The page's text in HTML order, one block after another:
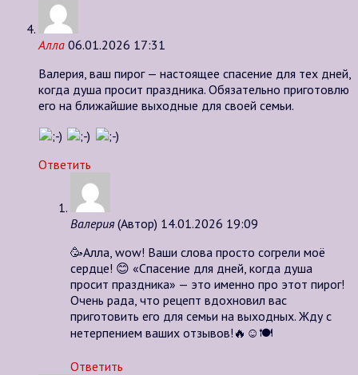
Алла 06.01.2026 17:31
Валерия, ваш пирог — настоящее спасение для тех дней,
когда душа просит праздника. Обязательно приготовлю
его на ближайшие выходные для своей семьи.
Ответить
Валерия (Автор) 14.01.2026 19:09
🥳Алла, wow! Ваши слова просто согрели моё
сердце! 😊 «Спасение для дней, когда душа
просит праздника» — это именно про этот пирог!
Очень рада, что рецепт вдохновил вас
приготовить его для семьи на выходных. Жду с
нетерпением ваших отзывов!🔥☺️🍽️
Ответить